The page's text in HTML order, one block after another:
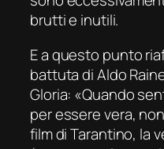
brutti e inutili.
E a questo punto
battuta di Aldo
Gloria: «Quando
per essere vera,
film di Tarantino, la